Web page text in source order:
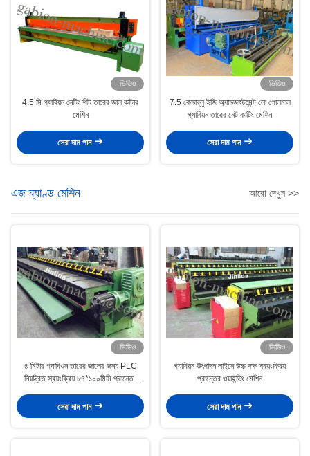
ভিডিও
4.5 মি গ্যাবিয়ন নেটিং শীট তারের জাল কাটার
মেশিন
সেরা দাম পান
ভিডিও
7.5 কেডাব্লু ইজি অ্যাডজাস্টমেন্ট লো গোলমাল
গ্যাবিয়ন তারের নেট কাটিং মেশিন
সেরা দাম পান
এজ ব্যাণ্ড মেশিন আরো দেখুন >>
ভিডিও
৪ মিটার গ্যাবিওন তারের জালের জন্য PLC
নিয়ন্ত্রিত স্বয়ংক্রিয় ৮৪*১০০মিমি প্রান্তের
সেরা দাম পান
ভিডিও
গ্যাবিয়ন উৎপাদন লাইনে উচ্চ দক্ষ স্বয়ংক্রিয়
প্রান্তের ওয়াইন্ডিং মেশিন
সেরা দাম পান